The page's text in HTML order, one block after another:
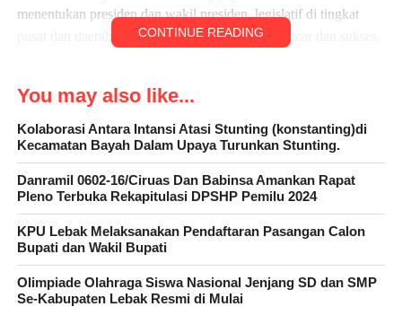
menentukan presiden dan wakil presiden, legislatif di tingkat
pusat dan daerah, serta DPD tersebut berjalan lancar dan sukses.
Dalam sambutannya ketua KPPS 02 Desa rangakasbitung timur
CONTINUE READING
You may also like...
Kolaborasi Antara Intansi Atasi Stunting (konstanting)di
Kecamatan Bayah Dalam Upaya Turunkan Stunting.
Danramil 0602-16/Ciruas Dan Babinsa Amankan Rapat
Pleno Terbuka Rekapitulasi DPSHP Pemilu 2024
KPU Lebak Melaksanakan Pendaftaran Pasangan Calon
Bupati dan Wakil Bupati
Olimpiade Olahraga Siswa Nasional Jenjang SD dan SMP
Se-Kabupaten Lebak Resmi di Mulai